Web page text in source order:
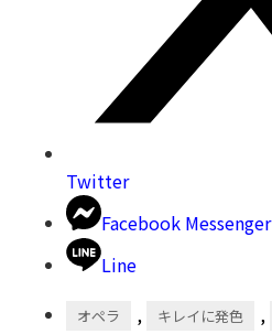
Twitter
Facebook Messenger
Line
オペラ , キレイに発色 ,